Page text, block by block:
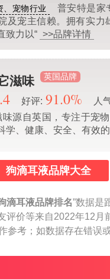
、宠物行业
普安特是家
及宠主信赖。拥有实力
致力以“ >>品牌详情
滋味 英国品牌
好评: 91.0% 人
味源自英国，专注于宠
学、健康、安全、有效
狗滴耳液品牌大全
滴耳液品牌排名”数据是
评价等来自2022年12
参考；如数据存在错误